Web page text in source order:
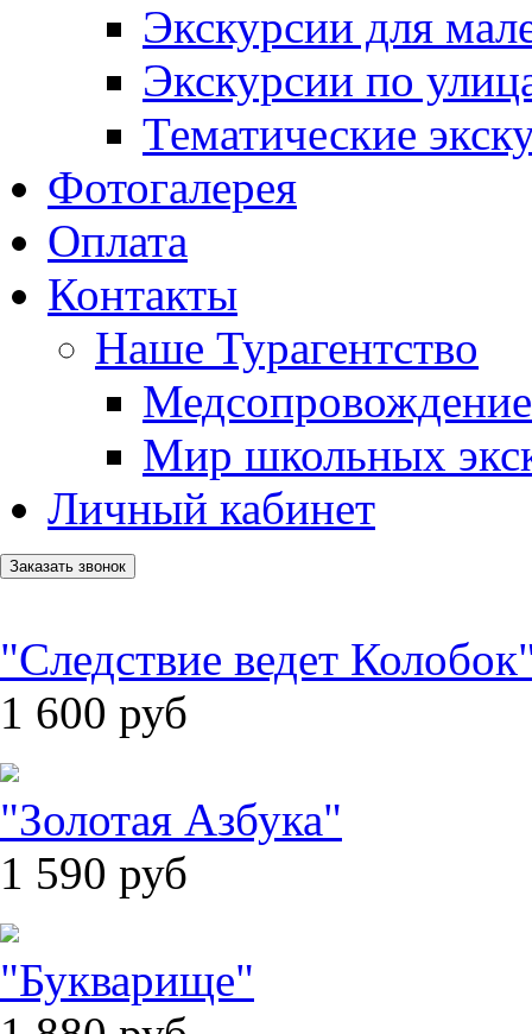
Экскурсии для
Экскурсии по
Тематические
Фотогалерея
Оплата
Контакты
Наше Турагентство
Медсопровождение
Мир школьных
Личный кабинет
Заказать звонок
"Следствие ведет
1 600 руб
"Золотая Азбука"
1 590 руб
"Букварище"